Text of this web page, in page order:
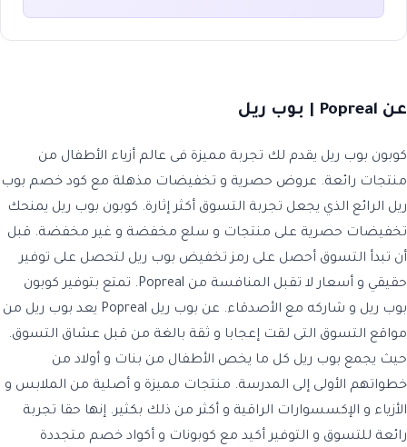
عن Popreal | بوب ريل
كوبون بوب ريل يقدم لك تجربة مميزة فى عالم أزياء الأطفال من
منتجات رائعة. عروض حصرية و تخفيضات مذهلة مع كود خصم بوب
ريل الرائع الذي يجعل تجربة التسوق أكثر إثارة. كوبون بوب ريل يمنحك
تخفيضات حصرية على منتجات و سلع مخفضة و غير مخفضة. قبل
أن تبدأ التسوق أحصل على رمز تخفيض بوب ريل لتحصل على توفير
حقيقي و أسعار لا تقبل المنافسة من Popreal. تمتع بتوفير كوبون
بوب ريل و شاركه مع الأصدقاء. عن بوب ريل Popreal يعد بوب ريل من
مواقع التسوق التى لقت إعجابا و ثقة بالغة من قبل عشاق التسوق.
حيث يجمع بوب ريل كل ما يخص الأطفال من بنات و أولاد من
خطواتهم الأولى إلى المدرسة. منتجات مميزة و أصلية من الملابس و
الأزياء و الإكسسوارات الراقية و أكثر من ذلك بكثير. إنها حقا تجربة
رائعة للتسوق و التوفير أكيد مع كوبونات و أكواد خصم متجددة